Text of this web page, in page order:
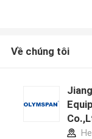
Về chúng tôi